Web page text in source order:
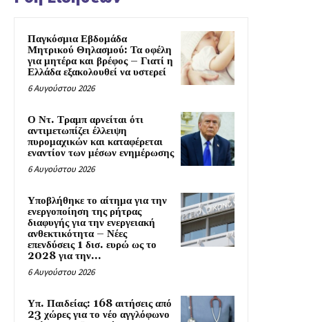
Παγκόσμια Εβδομάδα
Μητρικού Θηλασμού: Τα οφέλη
για μητέρα και βρέφος – Γιατί η
Ελλάδα εξακολουθεί να υστερεί
6 Αυγούστου 2026
Ο Ντ. Τραμπ αρνείται ότι
αντιμετωπίζει έλλειψη
πυρομαχικών και καταφέρεται
εναντίον των μέσων ενημέρωσης
6 Αυγούστου 2026
Υποβλήθηκε το αίτημα για την
ενεργοποίηση της ρήτρας
διαφυγής για την ενεργειακή
ανθεκτικότητα – Νέες
επενδύσεις 1 δισ. ευρώ ως το
2028 για την...
6 Αυγούστου 2026
Υπ. Παιδείας: 168 αιτήσεις από
23 χώρες για το νέο αγγλόφωνο